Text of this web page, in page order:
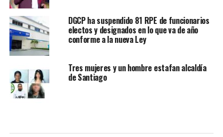
DGCP ha suspendido 81 RPE de funcionarios
electos y designados en lo que va de año
conforme a la nueva Ley
Tres mujeres y un hombre estafan alcaldía
de Santiago